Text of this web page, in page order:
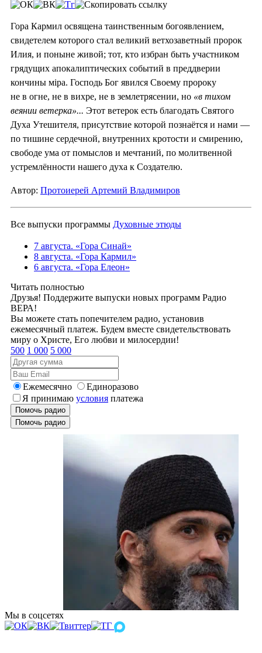
Гора Кармил освящена таинственным богоявлением,
свидетелем которого стал великий ветхозаветный пророк
Илия, и поныне живой; тот, кто избран быть участником
грядущих апокалиптических событий в преддверии
кончины мiра. Господь Бог явился Своему пророку
не в огне, не в вихре, не в землетрясении, но «в тихом
веянии ветерка»... Этот ветерок есть благодать Святого
Духа Утешителя, присутствие которой познаётся и нами —
по тишине сердечной, внутренних кротости и смирению,
свободе ума от помыслов и мечтаний, по молитвенной
устремлённости нашего духа к Создателю.
Автор: Протоиерей Артемий Владимиров
Все выпуски программы Духовные этюды
7 августа. «Гора Синай»
8 августа. «Гора Кармил»
6 августа. «Гора Елеон»
Читать полностью
Друзья! Поддержите выпуски новых программ Радио
ВЕРА!
Вы можете стать попечителем радио, установив
ежемесячный платеж. Будем вместе свидетельствовать
миру о Христе, Его любви и милосердии!
500 1 000 5 000
Ежемесячно
Единоразово
Я принимаю условия платежа
Помочь радио
Помочь радио
Мы в соцсетях